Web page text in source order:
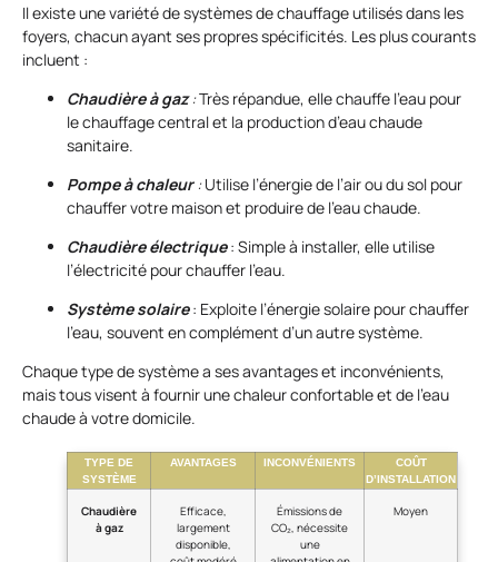
Il existe une variété de systèmes de chauffage utilisés dans les
foyers, chacun ayant ses propres spécificités. Les plus courants
incluent :
Chaudière à gaz:Très répandue, elle chauffe l’eau pour
le chauffage central et la production d’eau chaude
sanitaire.
Pompe à chaleur:Utilise l’énergie de l’air ou du sol pour
chauffer votre maison et produire de l’eau chaude.
Chaudière électrique : Simple à installer, elle utilise
l’électricité pour chauffer l’eau.
Système solaire: Exploite l’énergie solaire pour chauffer
l’eau, souvent en complément d’un autre système.
Chaque type de système a ses avantages et inconvénients,
mais tous visent à fournir une chaleur confortable et de l’eau
chaude à votre domicile.
TYPE DE
SYSTÈME
AVANTAGES INCONVÉNIENTS
COÛT
D’INSTALLATION
Chaudière
à gaz
Efficace,
largement
disponible,
Émissions de
CO₂, nécessite
une
Moyen